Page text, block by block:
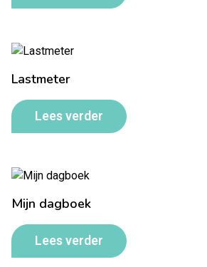
Lastmeter
Lees verder
Mijn dagboek
Lees verder